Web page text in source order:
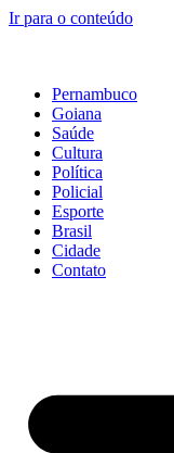
Ir para o conteúdo
Pernambuco
Goiana
Saúde
Cultura
Política
Policial
Esporte
Brasil
Cidade
Contato